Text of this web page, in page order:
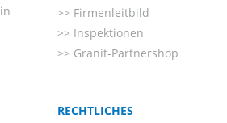
in
Firmenleitbild
Inspektionen
Granit-Partnershop
RECHTLICHES